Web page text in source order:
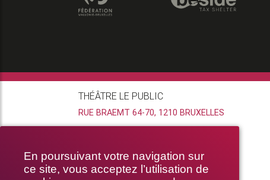
En poursuivant votre navigation sur
ce site, vous acceptez l’utilisation de
THÉÂTRE LE PUBLIC
RUE BRAEMT 64-70, 1210 BRUXELLES